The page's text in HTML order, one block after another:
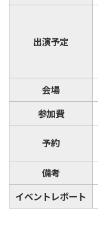
出演予定
会場
参加費
予約
備考
イベントレポート